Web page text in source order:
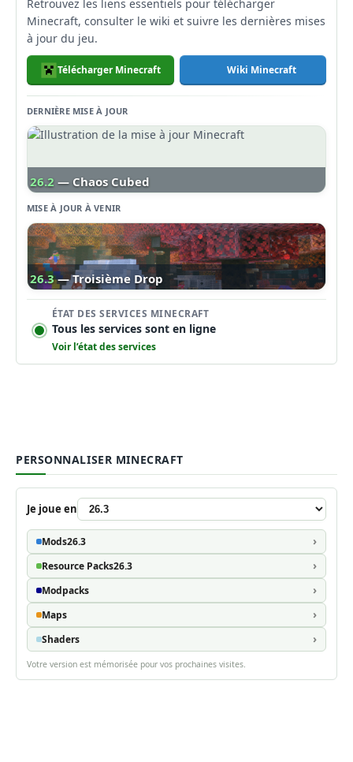
Retrouvez les liens essentiels pour télécharger
Minecraft, consulter le wiki et suivre les dernières mises
à jour du jeu.
Télécharger Minecraft Wiki Minecraft
DERNIÈRE MISE À JOUR
26.2 — Chaos Cubed
MISE À JOUR À VENIR
26.3 — Troisième Drop
ÉTAT DES SERVICES MINECRAFT
Tous les services sont en ligne
Voir l’état des services
PERSONNALISER MINECRAFT
Je joue en
Mods26.3
Resource Packs26.3
Modpacks
Maps
Shaders
Votre version est mémorisée pour vos prochaines visites.